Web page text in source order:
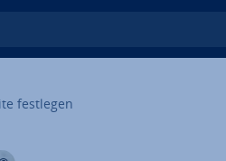
festlegen